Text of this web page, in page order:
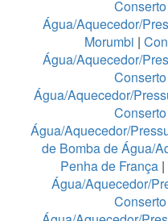
Água/Aquecedor/
Morumbi |
Água/Aquecedor/
Água/Aquecedor/
Água/Aquecedor/
de Bomba de Água/
Penha de França |
Água/Aquecedor/